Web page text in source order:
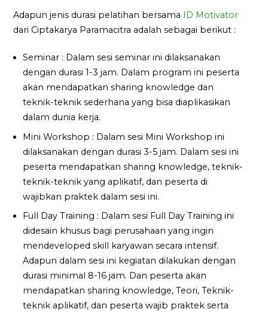
Adapun jenis durasi pelatihan bersama ID Motivator
dari Ciptakarya Paramacitra adalah sebagai berikut :
Seminar : Dalam sesi seminar ini dilaksanakan
dengan durasi 1-3 jam. Dalam program ini peserta
akan mendapatkan sharing knowledge dan
teknik-teknik sederhana yang bisa diaplikasikan
dalam dunia kerja.
Mini Workshop : Dalam sesi Mini Workshop ini
dilaksanakan dengan durasi 3-5 jam. Dalam sesi ini
peserta mendapatkan sharing knowledge, teknik-
teknik-teknik yang aplikatif, dan peserta di
wajibkan praktek dalam sesi ini.
Full Day Training : Dalam sesi Full Day Training ini
didesain khusus bagi perusahaan yang ingin
mendeveloped skill karyawan secara intensif.
Adapun dalam sesi ini kegiatan dilakukan dengan
durasi minimal 8-16 jam. Dan peserta akan
mendapatkan sharing knowledge, Teori, Teknik-
teknik aplikatif, dan peserta wajib praktek serta